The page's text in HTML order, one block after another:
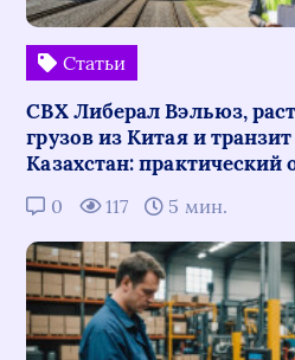
Статьи
СВХ Либерал Вэльюз,
грузов из Китая и
Казахстан: практический
0 117 5 мин.